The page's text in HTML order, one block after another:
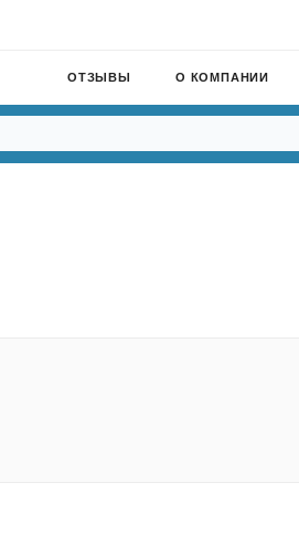
ОТЗЫВЫ О КОМПАНИИ